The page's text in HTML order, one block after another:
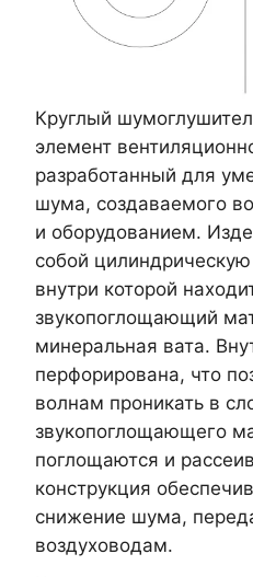
Круглый
элемент
разработанный для
шума, создаваемого
и оборудованием.
собой цилиндрическую
внутри которой
звукопоглощающий
минеральная вата.
перфорирована, что
волнам проникать в
звукопоглощающего
поглощаются и
конструкция
снижение шума,
воздуховодам.